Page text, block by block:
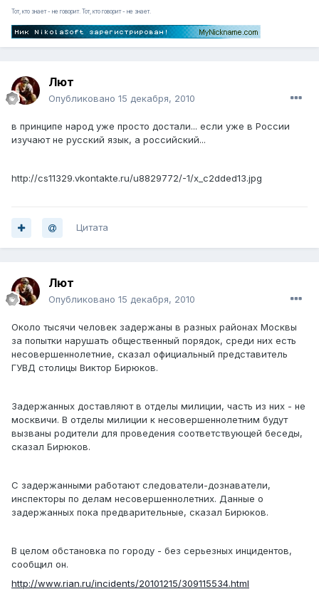
Тот, кто знает - не говорит. Тот, кто говорит - не знает.
Лют
Опубликовано 15 декабря, 2010
в принципе народ уже просто достали... если уже в России
изучают не русский язык, а российский...
http://cs11329.vkontakte.ru/u8829772/-1/x_c2dded13.jpg
Цитата
Лют
Опубликовано 15 декабря, 2010
Около тысячи человек задержаны в разных районах Москвы
за попытки нарушать общественный порядок, среди них есть
несовершеннолетние, сказал официальный представитель
ГУВД столицы Виктор Бирюков.
Задержанных доставляют в отделы милиции, часть из них - не
москвичи. В отделы милиции к несовершеннолетним будут
вызваны родители для проведения соответствующей беседы,
сказал Бирюков.
С задержанными работают следователи-дознаватели,
инспекторы по делам несовершеннолетних. Данные о
задержанных пока предварительные, сказал Бирюков.
В целом обстановка по городу - без серьезных инцидентов,
сообщил он.
http://www.rian.ru/incidents/20101215/309115534.html